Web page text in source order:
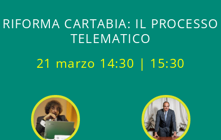
RIFORMA CARTABIA: IL PROCESSO
TELEMATICO
21 marzo 14:30 | 15:30